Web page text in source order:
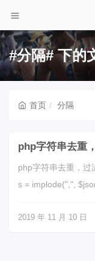
#分隔# 下的
首页 分隔
php字符串去重
php字符串去重，过
s = implode(",",
2019 年 11 月 10 日